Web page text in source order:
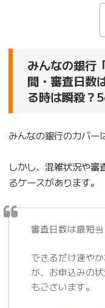
みんなの銀行
間・審査日数
る時は瞬殺？
みんなの銀行のカバー
しかし、混雑状況や審
るケースがあります。
審査日数は最短当
できるだけ速や
が、お申込みの
もございます。